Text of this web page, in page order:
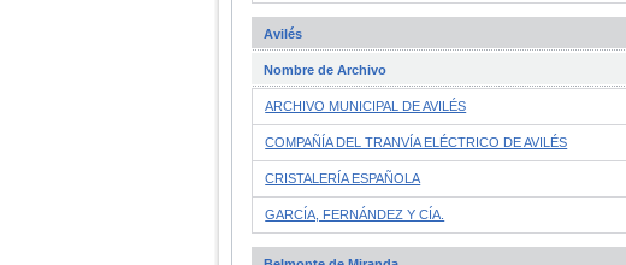
Avilés
Nombre de Archivo
ARCHIVO MUNICIPAL DE AVILÉS
COMPAÑÍA DEL TRANVÍA ELÉCTRICO DE AVILÉS
CRISTALERÍA ESPAÑOLA
GARCÍA, FERNÁNDEZ Y CÍA.